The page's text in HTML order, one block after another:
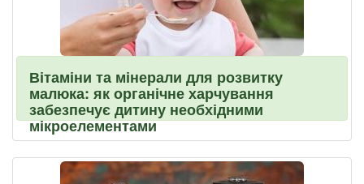
Вітаміни та мінерали для розвитку
малюка: як органічне харчування
забезпечує дитину необхідними
мікроелементами